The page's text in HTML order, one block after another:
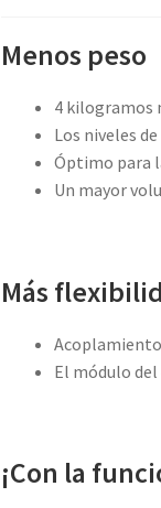
Menos peso
4 kilogramos
Los niveles
Óptimo para
Un mayor
Más
El módulo
¡Con la